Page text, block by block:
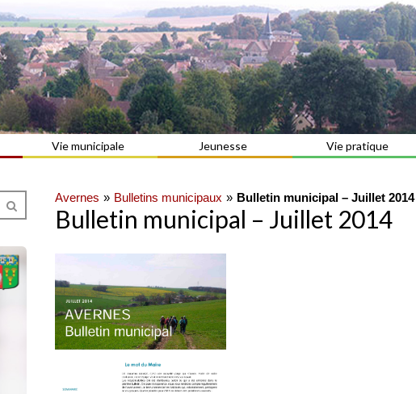
Vie municipale Jeunesse Vie pratique
Avernes Bulletins municipaux Bulletin municipal – Juillet 2014
Bulletin municipal – Juillet 2014